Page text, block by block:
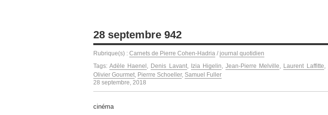
28 septembre 942
Rubrique(s) : Carnets de Pierre Cohen-Hadria / journal quotidien
Tags:Adèle Haenel Denis Lavant, Izia Higelin ,Jean-Pierre Melville Laurent Laffitte
Olivier Gourmet Pierrre Schoeller, Samuel Fuller
28 septembre, 2018
cinéma